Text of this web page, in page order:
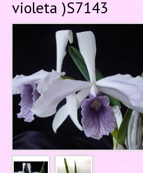
violeta )S7143